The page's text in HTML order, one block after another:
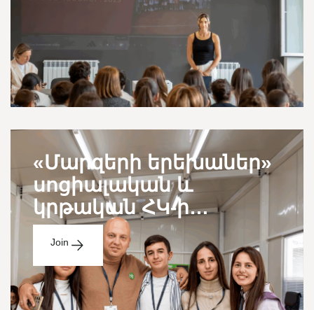
«Մարզերի երեխաներ»
սոցիալական և
կրթական ՀԿ-ի
մենթորների
ընդունելություն
Join